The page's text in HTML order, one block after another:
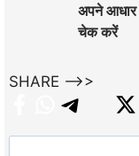
अपने आधार
चेक करें
SHARE -->>